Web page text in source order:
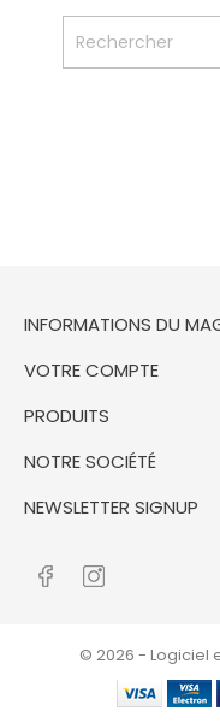
INFORMATIONS DU
VOTRE COMPTE
PRODUITS
NOTRE SOCIÉTÉ
NEWSLETTER SIGNUP
© 2026 - Logiciel